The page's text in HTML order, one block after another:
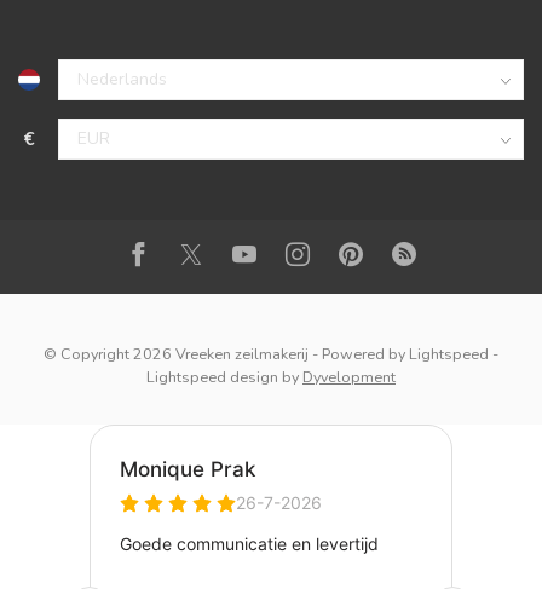
€
© Copyright 2026 Vreeken zeilmakerij - Powered by Lightspeed -
Lightspeed design by Dyvelopment